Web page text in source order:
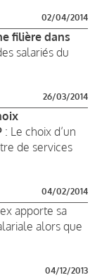
02/04/2014
filière dans
salariés du
26/03/2014
: Le choix d’un
de services
04/02/2014
apporte sa
alors que
04/12/2013